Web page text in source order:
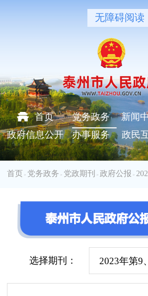
无障碍阅读
首页 党务政务 新闻
政府信息公开
办事服务 政民
首页 > 党务政务 > 党政期刊 > 政府公报 >
选择期刊： 2023年第9